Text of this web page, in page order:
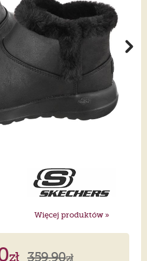
Więcej produktów »
zł 359,90zł